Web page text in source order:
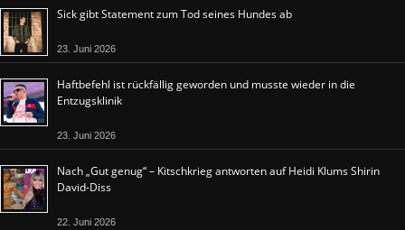
Sick gibt Statement zum Tod seines Hundes ab
23. Juni 2026
Haftbefehl ist rückfällig geworden und musste wieder in die
Entzugsklinik
23. Juni 2026
Nach „Gut genug“ – Kitschkrieg antworten auf Heidi Klums Shirin
David-Diss
22. Juni 2026